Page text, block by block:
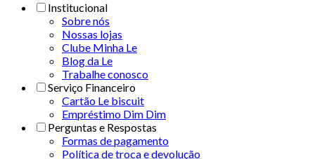
Institucional
Sobre nós
Nossas lojas
Clube Minha Le
Blog da Le
Trabalhe conosco
Serviço Financeiro
Cartão Le biscuit
Empréstimo Dim Dim
Perguntas e Respostas
Formas de pagamento
Política de troca e devolução